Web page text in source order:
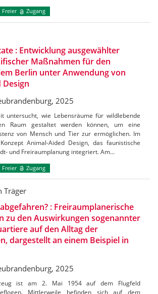
Freier Zugang
: Entwicklung ausgewählter
Maßnahmen für den
Berlin unter Anwendung von
2025
untersucht, wie Lebensräume für wildlebende
Raum gestaltet werden können, um eine
von Mensch und Tier zur ermöglichen. Im
Animal-Aided Design, das faunistische
und Freiraumplanung integriert. Am…
Freier Zugang
Träger
: Freiraumplanerische
zu den Auswirkungen sogenannter
auf den Alltag der
dargestellt an einem Beispiel in
2025
ist am 2. Mai 1954 auf dem Flugfeld
Mittlerweile befinden sich auf dem